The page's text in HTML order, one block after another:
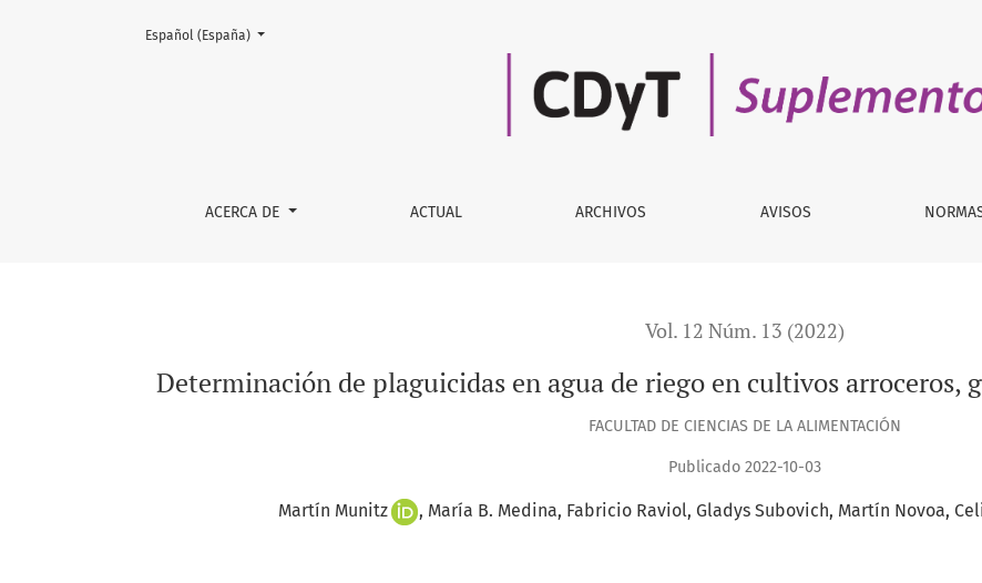
Determinación de plaguicidas en agua de riego en cultivos arroceros, granos de arroz y subproductos
ACERCA DE ACTUAL ARCHIVOS AVISOS
Cambiar el idioma. El actual es:
Español (España)
Vol. 12 Núm. 13 (2022)
Determinación de plaguicidas en agua de riego en cultivos arroceros,
FACULTAD DE CIENCIAS DE LA ALIMENTACIÓN
Publicado 2022-10-03
Martín Munitz María B. Medina Fabricio Raviol Gladys Subovich Martín Novoa